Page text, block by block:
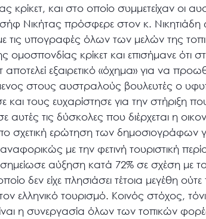
κρίκετ, και στο οποίο συμμετείχαν οι
Νικήτας πρόσφερε στον κ.
τις υπογραφές όλων των μελών της
ομοσπονδίας κρίκετ και επισήμανε ότι
αποτελεί εξαιρετικό «όχημα» για να
στους αυστραλούς βουλευτές ο
και τους ευχαρίστησε για την στήριξη
αυτές τις δύσκολες που διέρχεται η
σχετική ερώτηση των δημοσιογράφων
με την φετινή τουριστική
αύξηση κατά 72% σε σχέση με
δεν είχε πλησιάσει τέτοια μεγέθη
ελληνικό τουρισμό. Κοινός στόχος,
η συνεργασία όλων των τοπικών